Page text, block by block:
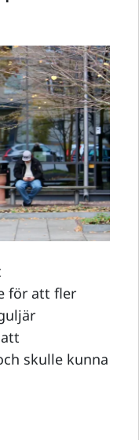
för att fler
skulle kunna